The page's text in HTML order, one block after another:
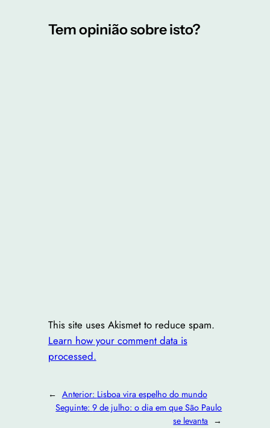
Tem opinião sobre isto?
This site uses Akismet to reduce spam.
Learn how your comment data is
processed.
← Anterior: Lisboa vira espelho do mundo
Seguinte:9 de julho: o dia em que São Paulo
se levanta →